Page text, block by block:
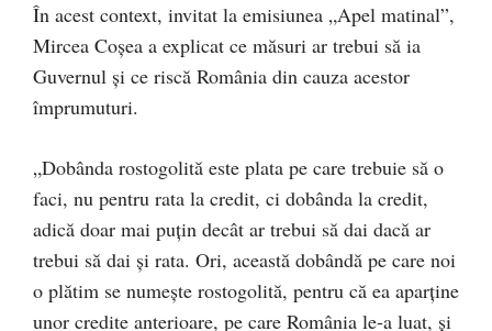
În acest context, invitat la emisiunea „Apel matinal”,
Mircea Coșea a explicat ce măsuri ar trebui să ia
Guvernul și ce riscă România din cauza acestor
împrumuturi.
„Dobânda rostogolită este plata pe care trebuie să o
faci, nu pentru rata la credit, ci dobânda la credit,
adică doar mai puțin decât ar trebui să dai dacă ar
trebui să dai și rata. Ori, această dobândă pe care noi
o plătim se numește rostogolită, pentru că ea aparține
unor credite anterioare, pe care România le-a luat, și